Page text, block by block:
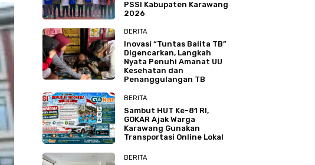
PSSI Kabupaten Karawang
2026
BERITA
Inovasi “Tuntas Balita TB”
Digencarkan, Langkah
Nyata Penuhi Amanat UU
Kesehatan dan
Penanggulangan TB
BERITA
Sambut HUT Ke-81 RI,
GOKAR Ajak Warga
Karawang Gunakan
Transportasi Online Lokal
BERITA